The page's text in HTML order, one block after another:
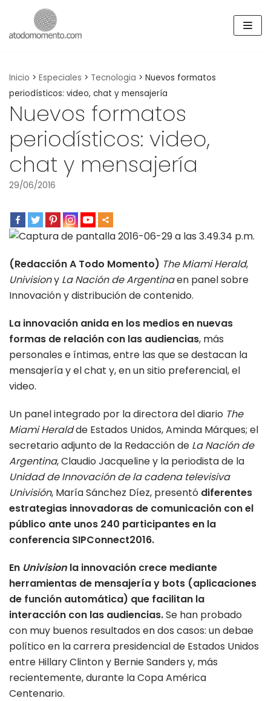
Skip
Inicio > Especiales > Tecnologia > Nuevos formatos
periodísticos: video, chat y mensajería
Nuevos formatos
periodísticos: video,
chat y mensajería
29/06/2016
(Redacción A Todo Momento) The Miami Herald,
Univisiony La Nación de Argentinaen panel sobre
Innovación y distribución de contenido.
La innovación anida en los medios en nuevas
formas de relación con las audiencias, más
personales e íntimas, entre las que se destacan la
mensajería y el chat y, en un sitio preferencial, el
video.
Un panel integrado por la directora del diario The
Miami Heraldde Estados Unidos, Aminda Márques; el
secretario adjunto de la Redacción de La Nación de
Argentina, Claudio Jacqueline y la periodista de la
Unidad de Innovación de la cadena televisiva
Univisión, María Sánchez Díez, presentó diferentes
estrategias innovadoras de comunicación con el
público ante unos 240 participantes en la
conferencia SIPConnect2016.
En Univision la innovación crece mediante
herramientas de mensajería y bots (aplicaciones
de función automática) que facilitan la
interacción con las audiencias.Se han probado
con muy buenos resultados en dos casos: un debae
político en la carrera presidencial de Estados Unidos
entre Hillary Clinton y Bernie Sanders y, más
recientemente, durante la Copa América
Centenario.